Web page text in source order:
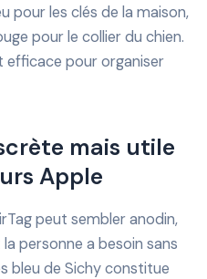
pour les clés de la maison,
pour le collier du chien.
efficace pour organiser
mais utile
Apple
peut sembler anodin,
personne a besoin sans
bleu de Sichy constitue